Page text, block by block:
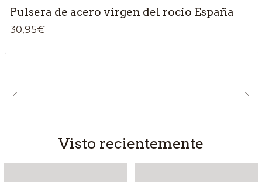
Pulsera de acero virgen del rocío España
30,95€
Visto recientemente